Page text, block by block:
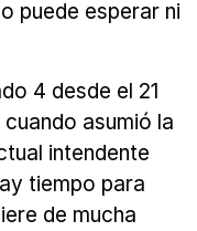
puede esperar ni
4 desde el 21
asumió la
intendente
tiempo para
de mucha